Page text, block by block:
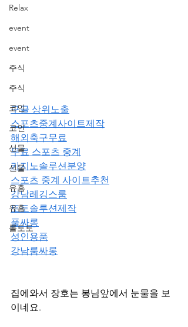
Relax
event
event
주식
주식
코인
코인
선물
선물
유흥
유흥
롤토토
구글 상위노출
스포츠중계사이트제작
해외축구무료
무료 스포츠 중계
카지노솔루션분양
스포츠 중계 사이트추천
강남레깅스룸
토토솔루션제작
풀싸롱
성인용품
강남룸싸롱
집에와서 장호는 봉님앞에서 눈물을 보
이네요.